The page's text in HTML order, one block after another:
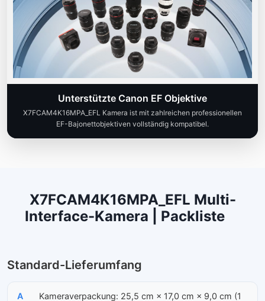
Unterstützte Canon EF Objektive
X7FCAM4K16MPA_EFL Kamera ist mit zahlreichen professionellen
EF-Bajonettobjektiven vollständig kompatibel.
X7FCAM4K16MPA_EFL Multi-
Interface-Kamera | Packliste
Standard-Lieferumfang
A
Kameraverpackung: 25,5 cm × 17,0 cm × 9,0 cm (1